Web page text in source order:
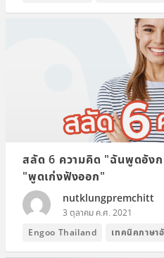
สลัด 6 ความคิด "ฉันพูดอังก
"พูดเก่งฟังออก"
nutklungpremchitt
3 ตุลาคม ค.ศ. 2021
Engoo Thailand
เทคนิคภาษา